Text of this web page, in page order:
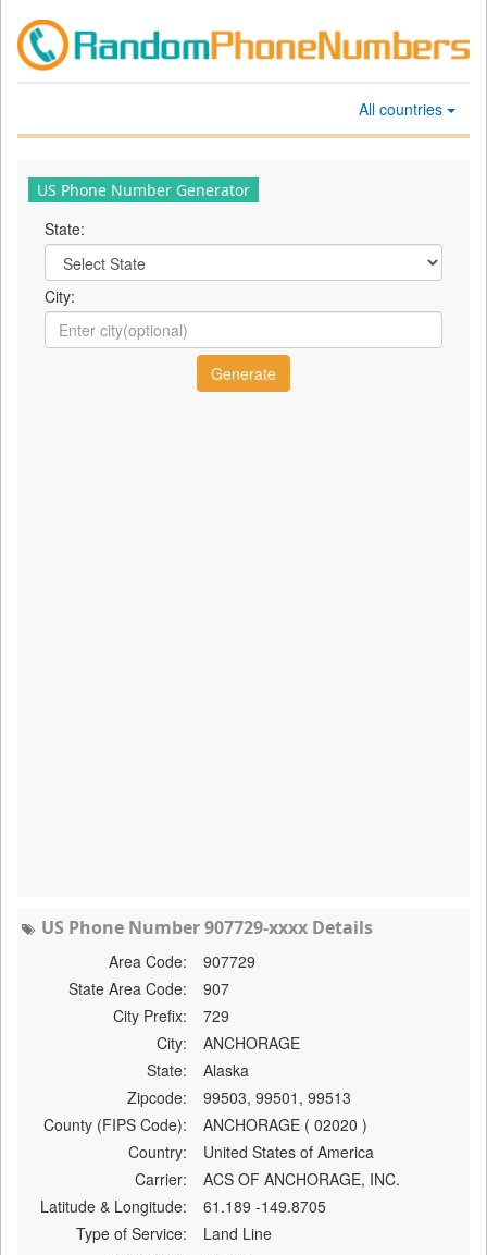
All countries
US Phone Number Generator
State:
City:
US Phone Number 907729-xxxx Details
Area Code:
907729
State Area Code:
907
City Prefix:
729
City:
ANCHORAGE
State:
Alaska
Zipcode:
99503, 99501, 99513
County (FIPS Code):
ANCHORAGE ( 02020 )
Country:
United States of America
Carrier:
ACS OF ANCHORAGE, INC.
Latitude & Longitude:
61.189 -149.8705
Type of Service:
Land Line